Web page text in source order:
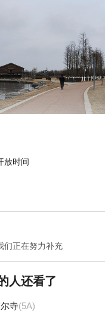
放时间
们正在努力补充
人还看了
寺(5A)